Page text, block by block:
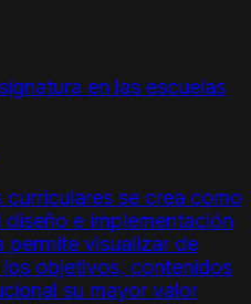
en las escuelas
curriculares se crea como
e implementación
permite visualizar de
objetivos, contenidos
su mayor valor